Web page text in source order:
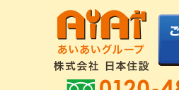
配線ケーブル追加工事・料金
アンテナ工事社長のブログ
アンテナの種類
工事について
良くあるアンテナ修理
お客様の声